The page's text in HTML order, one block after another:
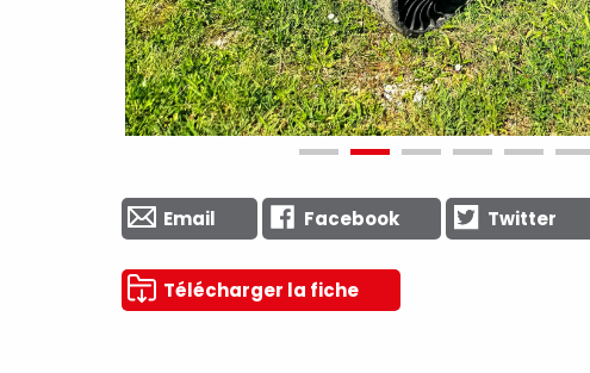
Email Facebook Twitter
Télécharger la fiche